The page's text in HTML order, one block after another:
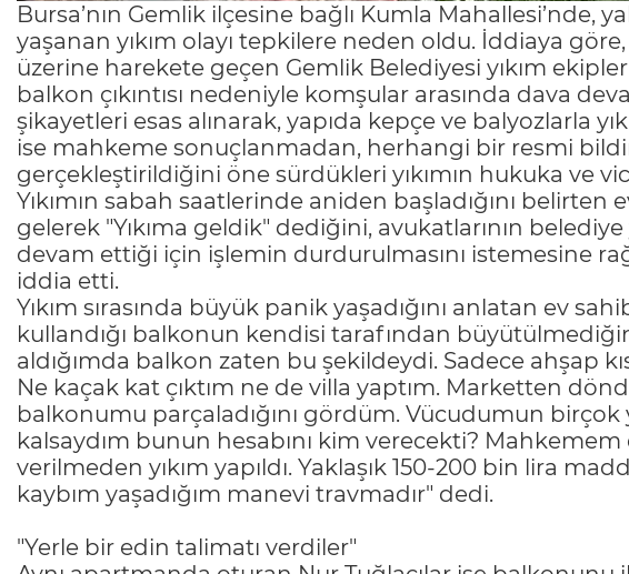
Bursa’nın Gemlik ilçesine bağlı Kumla Mahallesi’nde,
yaşanan yıkım olayı tepkilere neden oldu. İddiaya
üzerine harekete geçen Gemlik Belediyesi yıkım
balkon çıkıntısı nedeniyle komşular arasında dava
şikayetleri esas alınarak, yapıda kepçe ve balyozlarla
ise mahkeme sonuçlanmadan, herhangi bir resmi
gerçekleştirildiğini öne sürdükleri yıkımın hukuka ve
Yıkımın sabah saatlerinde aniden başladığını belirten
gelerek "Yıkıma geldik" dediğini, avukatlarının
devam ettiği için işlemin durdurulmasını istemesine
iddia etti.
Yıkım sırasında büyük panik yaşadığını anlatan ev
kullandığı balkonun kendisi tarafından
aldığımda balkon zaten bu şekildeydi. Sadece ahşap
Ne kaçak kat çıktım ne de villa yaptım. Marketten
balkonumu parçaladığını gördüm. Vücudumun
kalsaydım bunun hesabını kim verecekti?
verilmeden yıkım yapıldı. Yaklaşık 150-200 bin lira
kaybım yaşadığım manevi travmadır" dedi.
"Yerle bir edin talimatı verdiler"